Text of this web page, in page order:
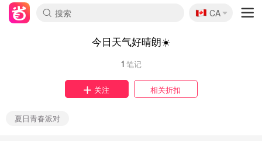
🇨🇦
CA
今日天气好晴朗☀️
1 笔记
关注 相关折扣
夏日青春派对